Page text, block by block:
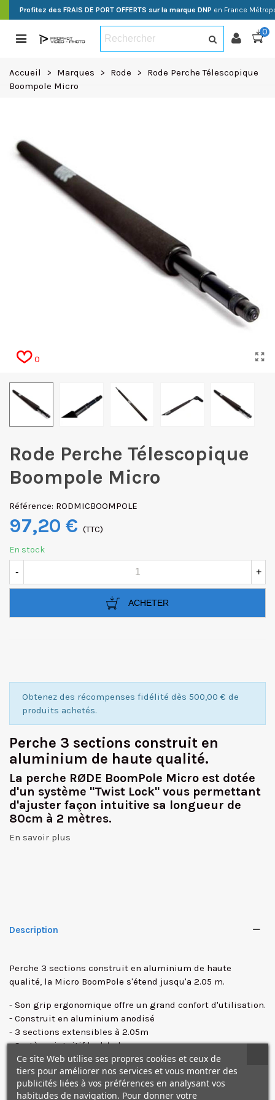
Profitez des FRAIS DE PORT OFFERTS sur la marque DNP en France
0
Accueil > Marques > Rode >
Rode Perche Télescopique
Boompole Micro
0
Rode Perche Télescopique
Boompole Micro
Référence: RODMICBOOMPOLE
97,20 € (TTC)
En stock
- +
ACHETER
Obtenez des récompenses fidélité dès 500,00 € de
produits achetés.
Perche 3 sections construit en
aluminium de haute qualité.
La perche RØDE BoomPole Micro est dotée
d'un système "Twist Lock" vous permettant
d'ajuster façon intuitive sa longueur de
80cm à 2 mètres.
En savoir plus
Description
Perche 3 sections construit en aluminium de haute
qualité, la Micro BoomPole s'étend jusqu'a 2.05 m.
- Son grip ergonomique offre un grand confort d'utilisation.
- Construit en aluminium anodisé
- 3 sections extensibles à 2.05m
- Système intuitif lock/release
- Poignée ergonomique avec grip pour meilleure
maniement
- Poids: 396g
Ce site Web utilise ses propres cookies et ceux de
tiers pour améliorer nos services et vous montrer des
publicités liées à vos préférences en analysant vos
habitudes de navigation. Pour donner votre
✕